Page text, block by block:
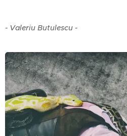
- Valeriu Butulescu -